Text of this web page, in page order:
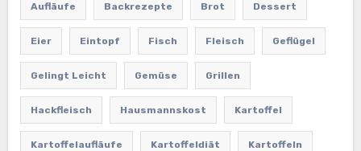
Aufläufe Backrezepte Brot Dessert
Eier Eintopf Fisch Fleisch Geflügel
Gelingt Leicht Gemüse Grillen
Hackfleisch Hausmannskost Kartoffel
Kartoffelaufläufe Kartoffeldiät Kartoffeln